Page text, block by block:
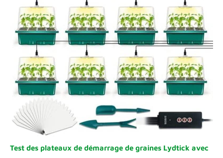
Test des plateaux de démarrage de graines Lydtick avec